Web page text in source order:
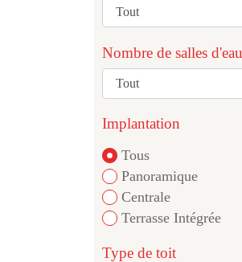
Nombre de salles d'eau
Implantation
Tous
Panoramique
Centrale
Terrasse Intégrée
Type de toit